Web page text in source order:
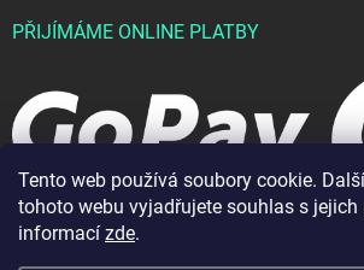
Tento web používá soubory cookie.
tohoto webu vyjadřujete souhlas s
informací zde.
PŘIJÍMÁME ONLINE PLATBY